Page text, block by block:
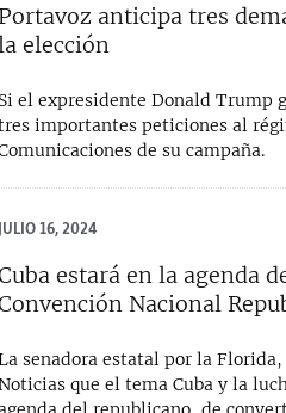
Portavoz anticipa tres
elección
Si el expresidente Donald Trump
importantes peticiones al
de su campaña.
JULIO 16, 2024
estará en la agenda
Nacional
senadora estatal por la
que el tema Cuba y la